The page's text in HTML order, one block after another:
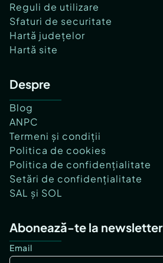
Reguli de utilizare
Sfaturi de securitate
Hartă județelor
Hartă site
Despre
Blog
ANPC
Termeni și condiții
Politica de cookies
Politica de confidențialitate
Setări de confidențialitate
SAL și SOL
Abonează-te la newsletter
Email